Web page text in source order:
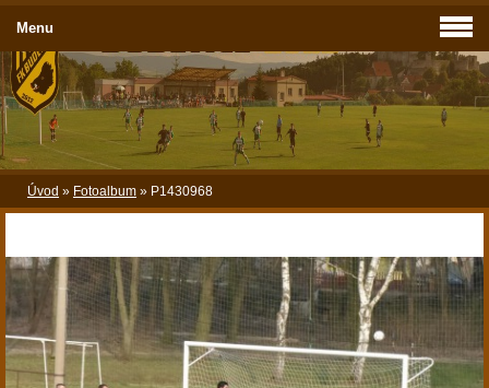
Úvod » Fotoalbum » P1430968
Menu